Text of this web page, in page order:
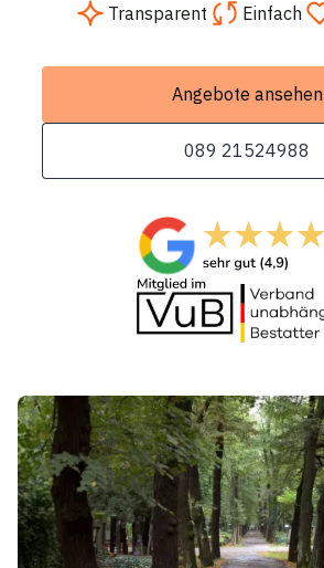
Transparent Einfach
Angebote ansehen
089 21524988